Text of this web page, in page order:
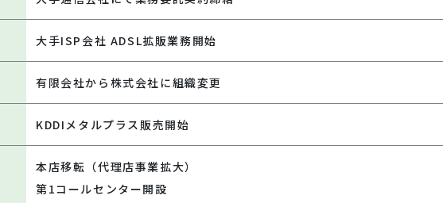
大手ISP会社 ADSL拡販業務開始
有限会社から株式会社に組織変更
KDDIメタルプラス販売開始
本店移転（代理店事業拡大）
第1コールセンター開設